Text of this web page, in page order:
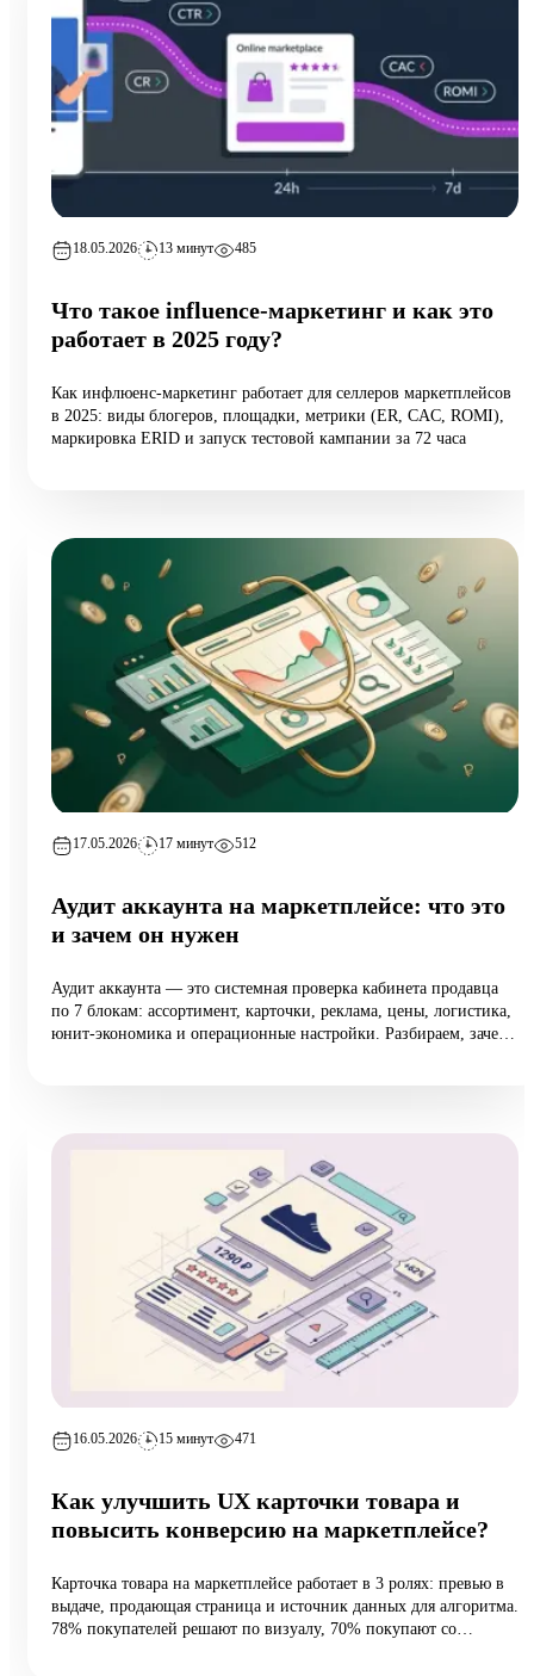
18.05.2026 13 минут 485
Что такое influence-маркетинг и как это
работает в 2025 году?
Как инфлюенс-маркетинг работает для селлеров маркетплейсов
в 2025: виды блогеров, площадки, метрики (ER, CAC, ROMI),
маркировка ERID и запуск тестовой кампании за 72 часа
17.05.2026 17 минут 512
Аудит аккаунта на маркетплейсе: что это
и зачем он нужен
Аудит аккаунта — это системная проверка кабинета продавца
по 7 блокам: ассортимент, карточки, реклама, цены, логистика,
юнит-экономика и операционные настройки. Разбираем, зачем
оборота на 12%.
16.05.2026 15 минут 471
Как улучшить UX карточки товара и
повысить конверсию на маркетплейсе?
Карточка товара на маркетплейсе работает в 3 ролях: превью в
выдаче, продающая страница и источник данных для алгоритма.
78% покупателей решают по визуалу, 70% покупают со